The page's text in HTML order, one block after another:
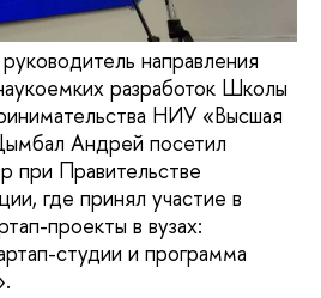
направления
разработок Школы
НИУ «Высшая
Андрей посетил
при Правительстве
где принял участие в
проекты в вузах:
студии и программа